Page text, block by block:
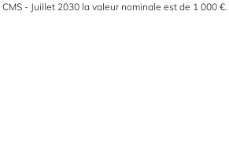
- Juillet 2030 la valeur nominale est de 1 000 €.